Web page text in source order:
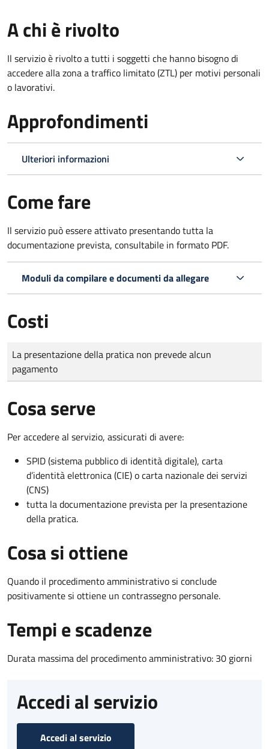
A chi è rivolto
Il servizio è rivolto a tutti i soggetti che hanno bisogno di
accedere alla zona a traffico limitato (ZTL) per motivi personali
o lavorativi.
Approfondimenti
Ulteriori informazioni
Come fare
Il servizio può essere attivato presentando tutta la
documentazione prevista, consultabile in formato PDF.
Moduli da compilare e documenti da allegare
Costi
Tipo di pagamento
Importo
La presentazione della pratica non prevede alcun
pagamento
Cosa serve
Per accedere al servizio, assicurati di avere:
SPID (sistema pubblico di identità digitale), carta
d’identità elettronica (CIE) o carta nazionale dei servizi
(CNS)
tutta la documentazione prevista per la presentazione
della pratica.
Cosa si ottiene
Quando il procedimento amministrativo si conclude
positivamente si ottiene un contrassegno personale.
Tempi e scadenze
Durata massima del procedimento amministrativo: 30 giorni
Accedi al servizio
Accedi al servizio